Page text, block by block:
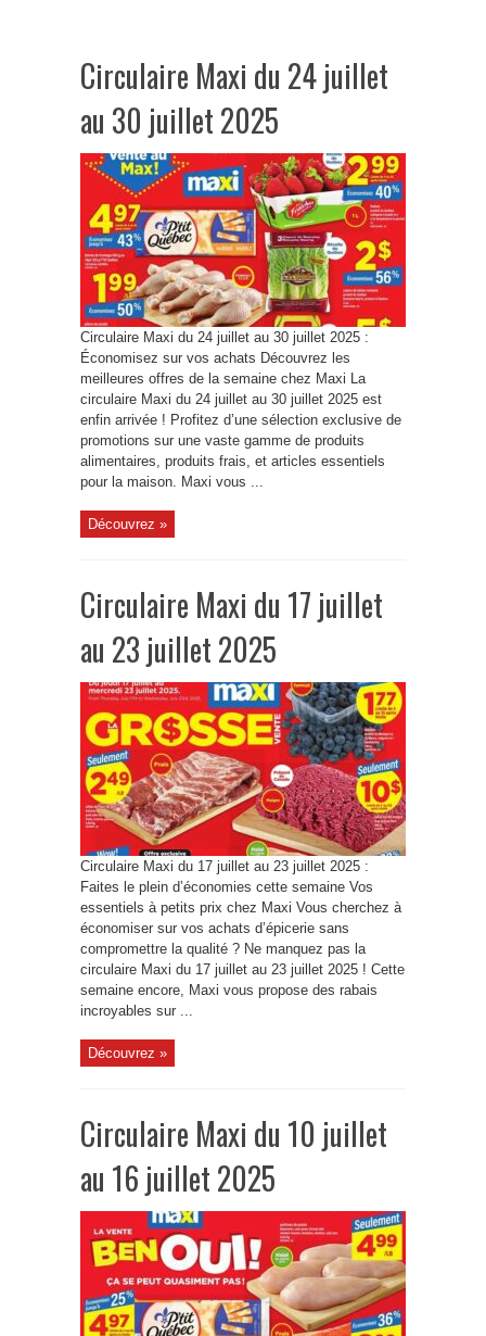
Circulaire Maxi du 24 juillet
au 30 juillet 2025
Circulaire Maxi du 24 juillet au 30 juillet 2025 :
Économisez sur vos achats Découvrez les
meilleures offres de la semaine chez Maxi La
circulaire Maxi du 24 juillet au 30 juillet 2025 est
enfin arrivée ! Profitez d’une sélection exclusive de
promotions sur une vaste gamme de produits
alimentaires, produits frais, et articles essentiels
pour la maison. Maxi vous ...
Découvrez »
Circulaire Maxi du 17 juillet
au 23 juillet 2025
Circulaire Maxi du 17 juillet au 23 juillet 2025 :
Faites le plein d’économies cette semaine Vos
essentiels à petits prix chez Maxi Vous cherchez à
économiser sur vos achats d’épicerie sans
compromettre la qualité ? Ne manquez pas la
circulaire Maxi du 17 juillet au 23 juillet 2025 ! Cette
semaine encore, Maxi vous propose des rabais
incroyables sur ...
Découvrez »
Circulaire Maxi du 10 juillet
au 16 juillet 2025